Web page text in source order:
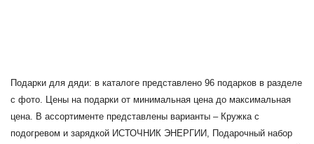
Подарки для дяди: в каталоге представлено 96 подарков в разделе
с фото. Цены на подарки от минимальная цена до максимальная
цена. В ассортименте представлены варианты – Кружка с
подогревом и зарядкой ИСТОЧНИК ЭНЕРГИИ, Подарочный набор